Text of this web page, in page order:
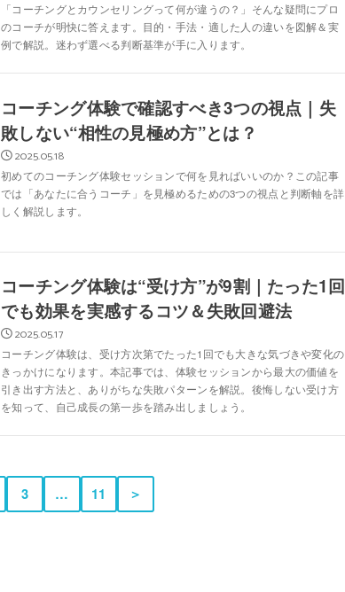
「コーチングとカウンセリングって何が違うの？」そんな疑問にプロ
のコーチが明快に答えます。目的・手法・適した人の違いを図解＆実
例で解説。迷わず選べる判断基準が手に入ります。
コーチング体験で確認すべき3つの視点｜失
敗しない“相性の見極め方”とは？
2025.05.18
初めてのコーチング体験セッションで何を見ればいいのか？この記事
では「あなたに合うコーチ」を見極めるための3つの視点と判断軸を詳
しく解説します。
コーチング体験は“受け方”が9割｜たった1回
でも効果を実感するコツ＆失敗回避法
2025.05.17
コーチング体験は、受け方次第でたった1回でも大きな気づきや変化の
きっかけになります。本記事では、体験セッションから最大の価値を
引き出す方法と、ありがちな失敗パターンを解説。後悔しない受け方
を知って、自己成長の第一歩を踏み出しましょう。
3 … 11 ＞